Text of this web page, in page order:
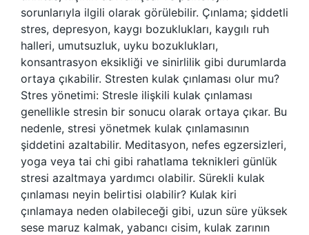
sorunlarıyla ilgili olarak görülebilir. Çınlama; şiddetli
stres, depresyon, kaygı bozuklukları, kaygılı ruh
halleri, umutsuzluk, uyku bozuklukları,
konsantrasyon eksikliği ve sinirlilik gibi durumlarda
ortaya çıkabilir. Stresten kulak çınlaması olur mu?
Stres yönetimi: Stresle ilişkili kulak çınlaması
genellikle stresin bir sonucu olarak ortaya çıkar. Bu
nedenle, stresi yönetmek kulak çınlamasının
şiddetini azaltabilir. Meditasyon, nefes egzersizleri,
yoga veya tai chi gibi rahatlama teknikleri günlük
stresi azaltmaya yardımcı olabilir. Sürekli kulak
çınlaması neyin belirtisi olabilir? Kulak kiri
çınlamaya neden olabileceği gibi, uzun süre yüksek
sese maruz kalmak, yabancı cisim, kulak zarının